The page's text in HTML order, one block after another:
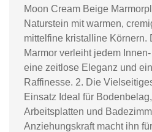
Moon Cream Beige
Naturstein mit warmen,
mittelfine kristalline Körnern.
Marmor verleiht jedem
eine zeitlose Eleganz und
Raffinesse. 2. Die
Einsatz Ideal für
Arbeitsplatten und
Anziehungskraft macht ihn